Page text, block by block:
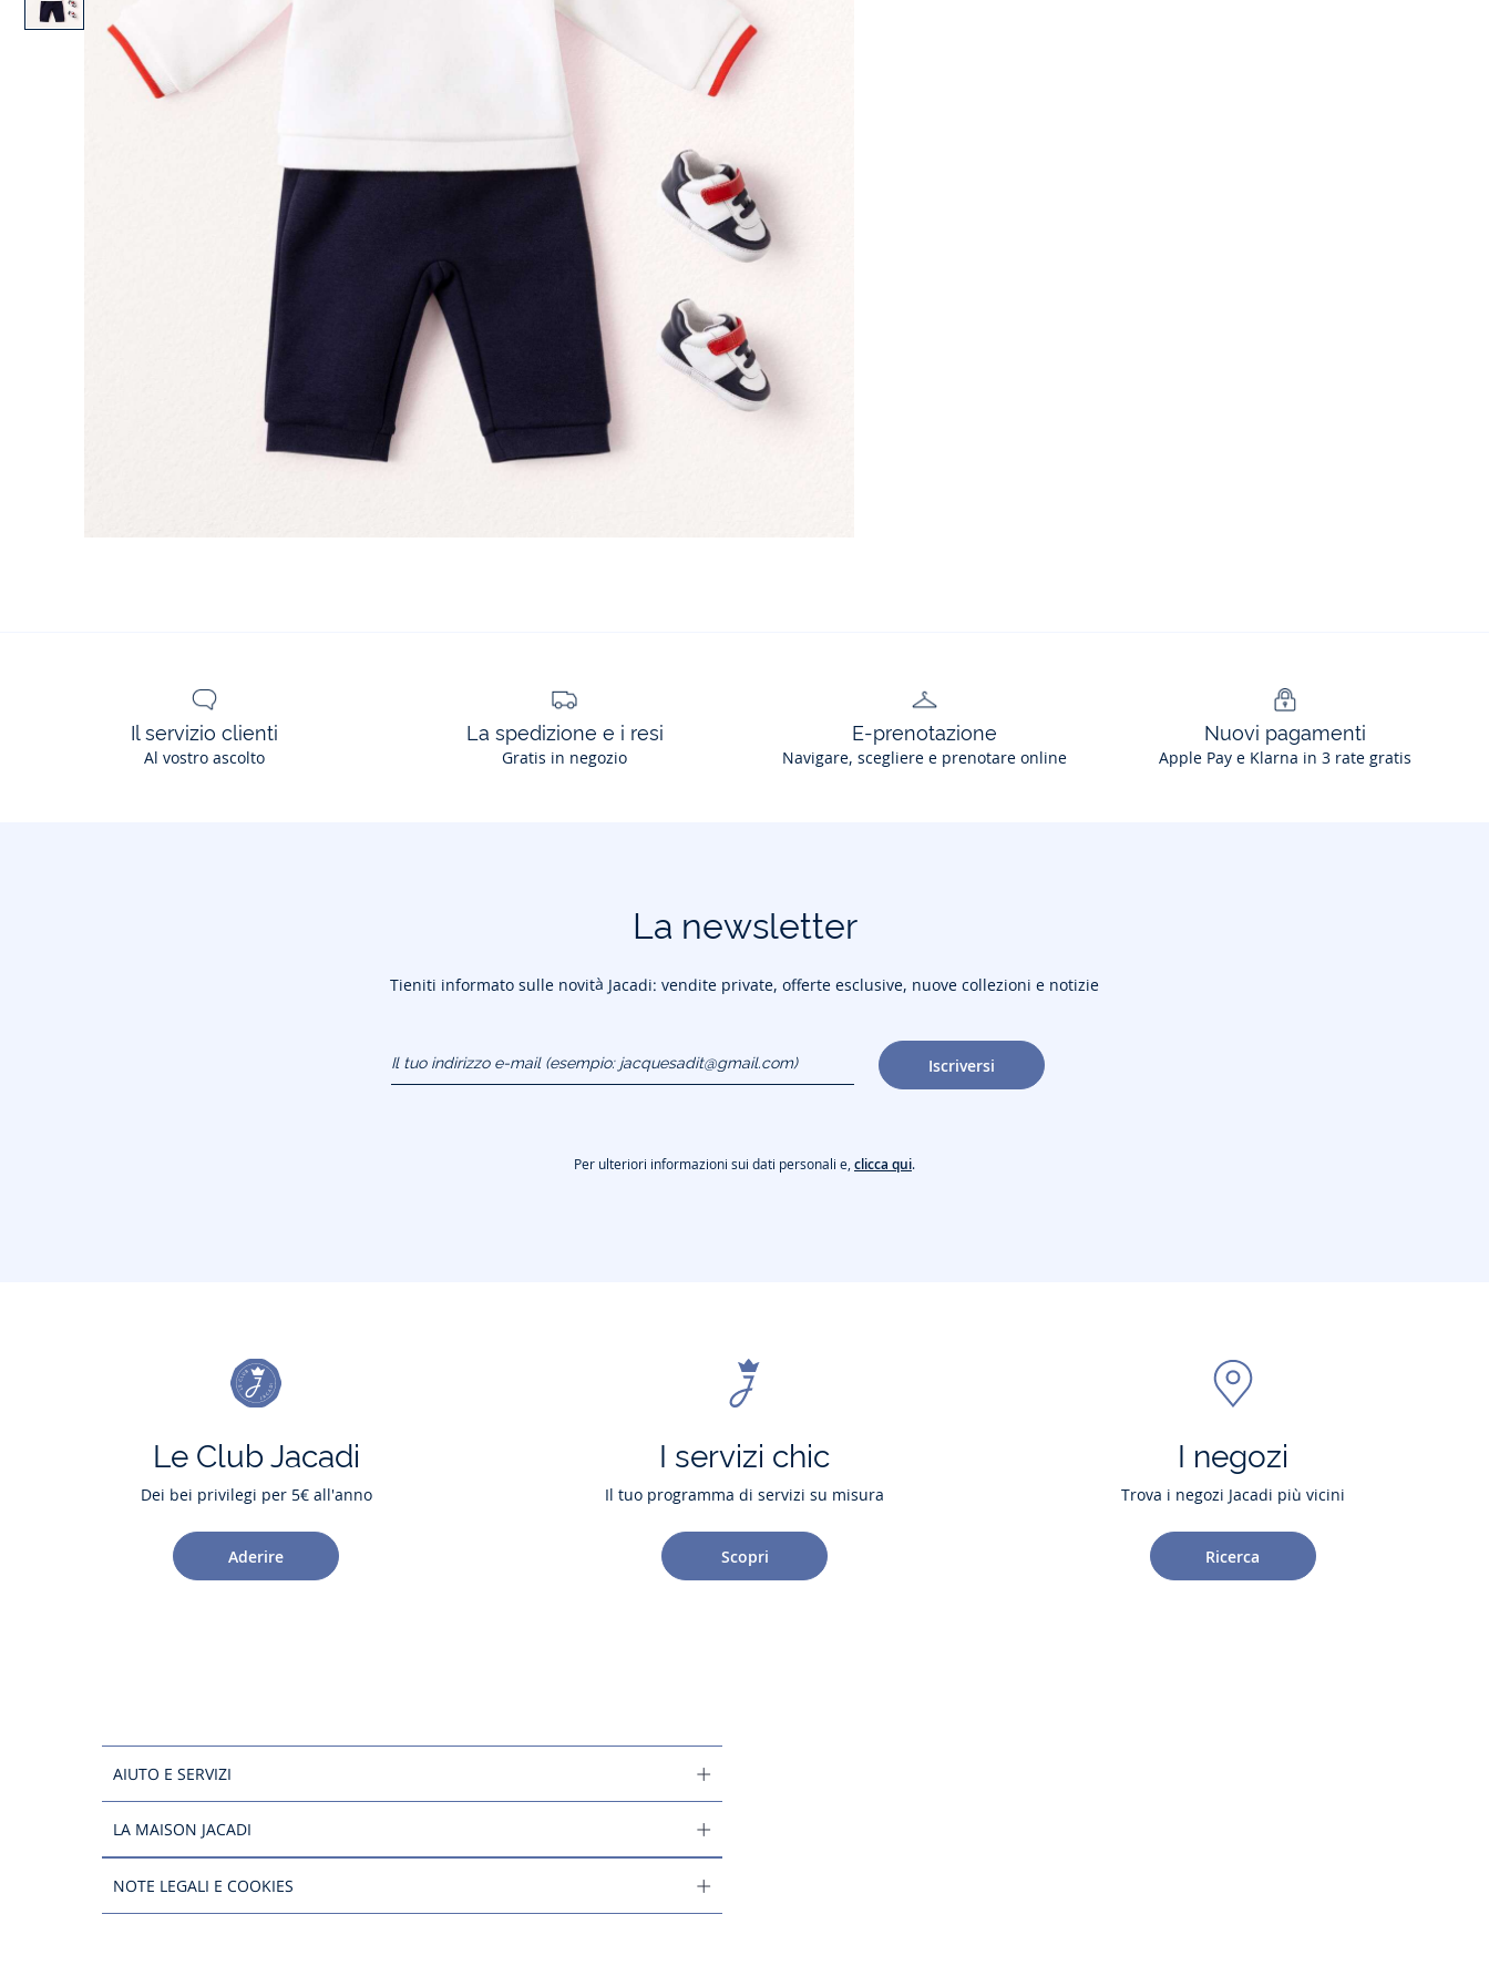
Il servizio clienti
Al vostro ascolto
La spedizione e i resi
Gratis in negozio
E-prenotazione
Navigare, scegliere e prenotare online
Nuovi pagamenti
Apple Pay e Klarna in 3 rate gratis
La newsletter
Tieniti informato sulle novità Jacadi: vendite private, offerte esclusive, nuove collezioni e notizie
(esempio:
jacquesadit@gmail.com)
Iscriversi
Per ulteriori informazioni sui dati personali e,clicca qui.
Le Club Jacadi
Dei bei privilegi per 5€ all'anno
Aderire
I servizi chic
Il tuo programma di servizi su misura
Scopri
I negozi
Trova i negozi Jacadi più vicini
Ricerca
AIUTO E SERVIZI
LA MAISON JACADI
NOTE LEGALI E COOKIES